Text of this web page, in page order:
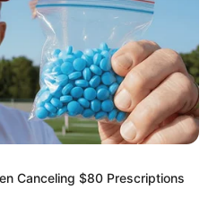
Canceling $80 Prescriptions